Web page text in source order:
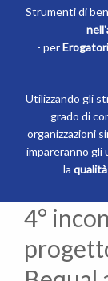
Strumenti di
- per
Utilizzando gli
grado di
organizzazioni
impareranno gli
la
4°